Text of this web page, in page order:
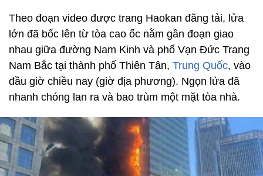
Theo đoạn video được trang Haokan đăng tải, lửa
lớn đã bốc lên từ tòa cao ốc nằm gần đoạn giao
nhau giữa đường Nam Kinh và phố Vạn Đức Trang
Nam Bắc tại thành phố Thiên Tân, Trung Quốc, vào
đầu giờ chiều nay (giờ địa phương). Ngọn lửa đã
nhanh chóng lan ra và bao trùm một mặt tòa nhà.